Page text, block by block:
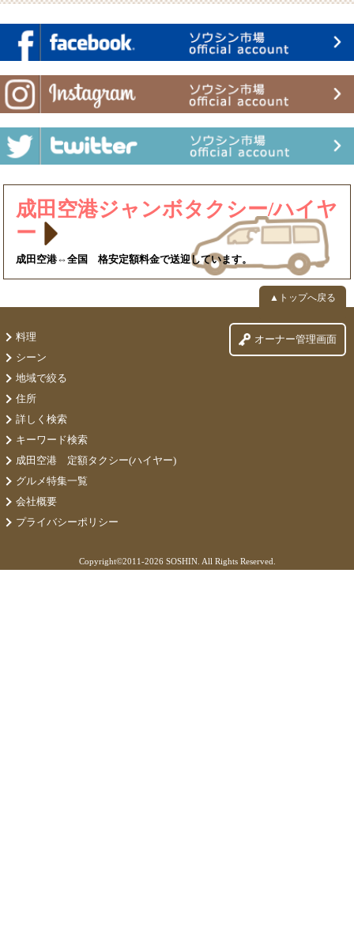
成田空港ジャンボタクシー/ハイヤ
ー
成田空港⇔全国 格安定額料金で送迎しています。
▲トップへ戻る
料理
シーン
地域で絞る
住所
詳しく検索
キーワード検索
成田空港 定額タクシー(ハイヤー)
グルメ特集一覧
会社概要
プライバシーポリシー
オーナー管理画面
Copyright©2011-2026 SOSHIN. All Rights Reserved.